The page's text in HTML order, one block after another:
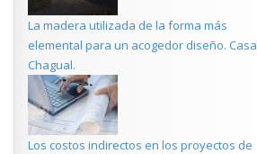
La madera utilizada de la forma más
elemental para un acogedor diseño. Casa
Chagual.
Los costos indirectos en los proyectos de